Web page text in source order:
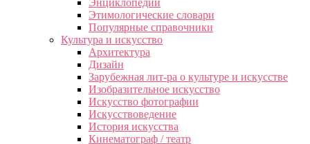
Энциклопедии
Этимологические словари
Популярные справочники
Культура и искусство
Архитектура
Дизайн
Зарубежная лит-ра о культуре и искусстве
Изобразительное искусство
Искусство фотографии
Искусствоведение
История искусства
Кинематограф / театр